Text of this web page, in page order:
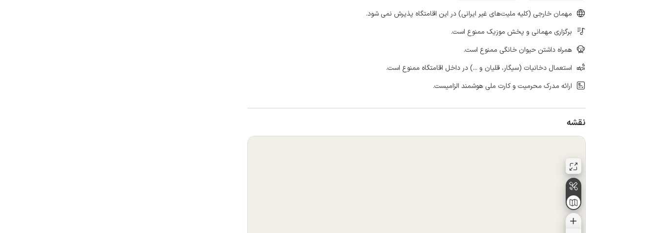
مهمان خارجی (کلیه ملیت‌های غیر ایرانی) در این اقامتگاه پذیرش نمی شود.
برگزاری مهمانی و پخش موزیک ممنوع است.
همراه داشتن حیوان خانگی ممنوع است.
استعمال دخانیات (سیگار، قلیان و ...) در داخل اقامتگاه ممنوع است.
ارائه مدرک محرمیت و کارت ملی هوشمند الزامیست.
نقشه